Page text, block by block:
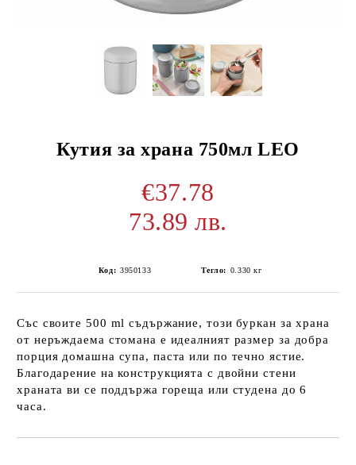
Кутия за храна 750мл LEO
€37.78
73.89 лв.
Код: 3950133 Тегло: 0.330 кг
Със своите 500 ml съдържание, този буркан за храна
от неръждаема стомана е идеалният размер за добра
порция домашна супа, паста или по течно ястие.
Благодарение на конструкцията с двойни стени
храната ви се поддържа гореща или студена до 6
часа.